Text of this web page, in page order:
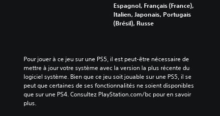
Espagnol, Français (France),
Italien, Japonais, Portugais
(Brésil), Russe
Pour jouer à ce jeu sur une PS5, il est peut-être nécessaire de
mettre à jour votre système avec la version la plus récente du
logiciel système. Bien que ce jeu soit jouable sur une PS5, il se
peut que certaines de ses fonctionnalités ne soient disponibles
que sur une PS4. Consultez PlayStation.com/bc pour en savoir
plus.